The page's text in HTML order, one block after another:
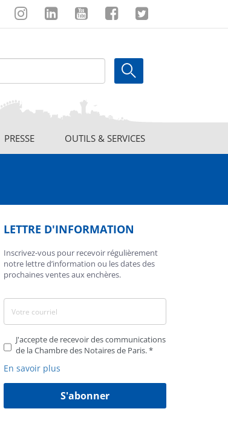
InstagramLinkedinYoutubeFacebookTwitter
PRESSE OUTILS & SERVICES
LETTRE D'INFORMATION
Inscrivez-vous pour recevoir régulièrement
notre lettre d’information ou les dates des
prochaines ventes aux enchères.
J'accepte de recevoir des communications
de la Chambre des Notaires de Paris.
En savoir plus
S'abonner